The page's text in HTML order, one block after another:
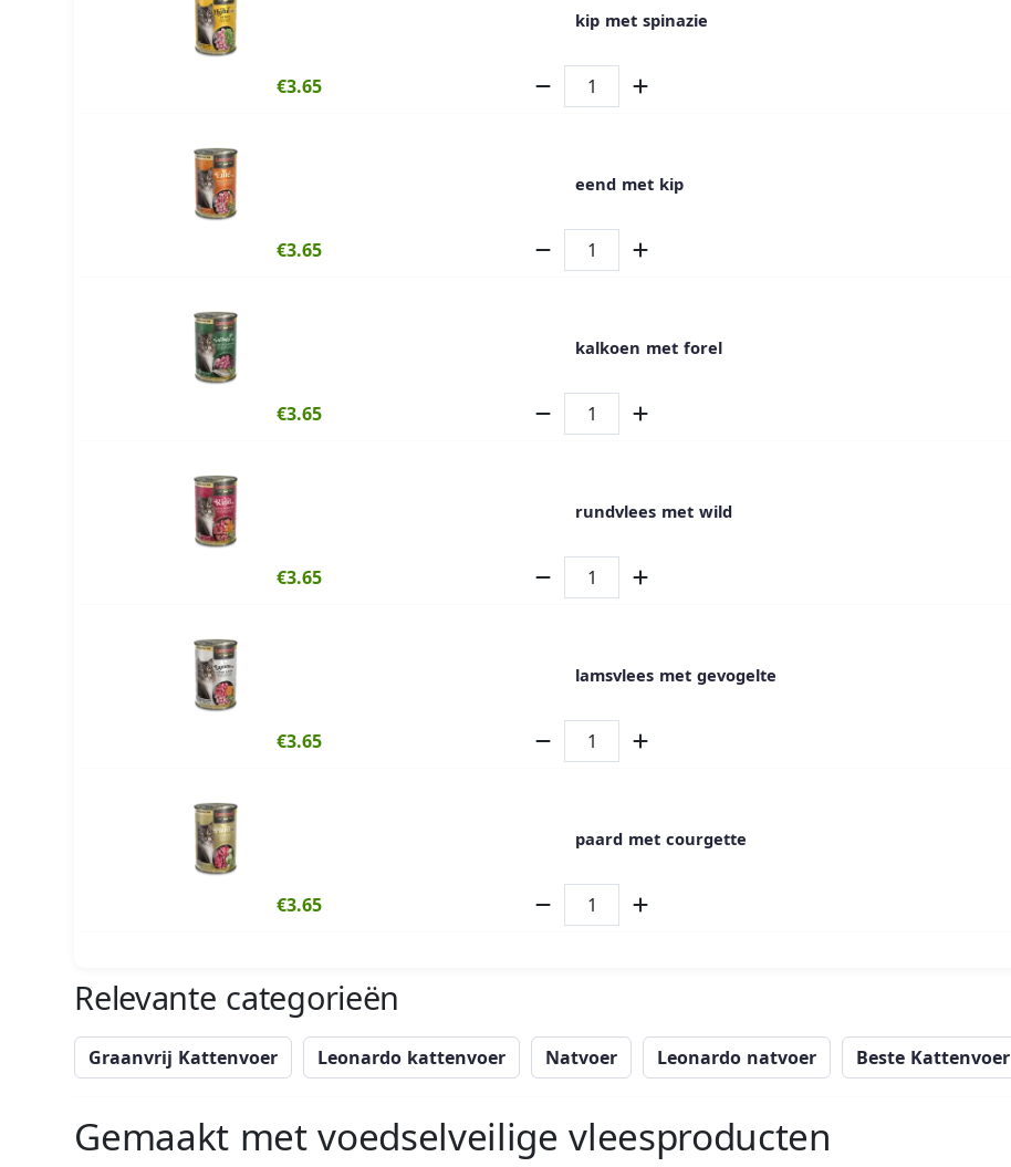
kip met spinazie
€3.65
eend met kip
€3.65
kalkoen met forel
€3.65
rundvlees met wild
€3.65
lamsvlees met gevogelte
€3.65
paard met courgette
€3.65
Relevante categorieën
Graanvrij Kattenvoer Leonardo kattenvoer Natvoer Leonardo natvoer Beste Kattenvoer
Gemaakt met voedselveilige vleesproducten